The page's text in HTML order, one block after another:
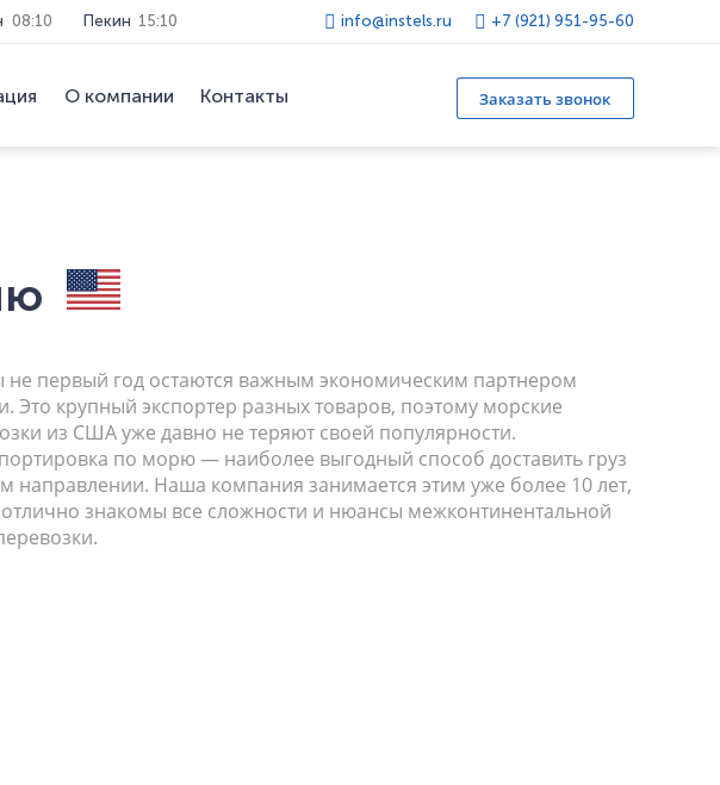
08:10 Пекин 15:10 info@instels.ru +7 (921) 951-95-60
О компании Контакты Заказать звонок
не первый год остаются важным экономическим партнером
Это крупный экспортер разных товаров, поэтому морские
из США уже давно не теряют своей популярности.
по морю — наиболее выгодный способ доставить груз
направлении. Наша компания занимается этим уже более 10 лет,
знакомы все сложности и нюансы межконтинентальной